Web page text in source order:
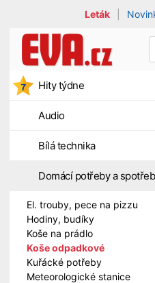
Leták
Hity týdne
Audio
Bílá technika
Domácí potřeby a
El. trouby, pece na pizzu
Hodiny, budíky
Koše na prádlo
Koše odpadkové
Kuřácké potřeby
Meteorologické stanice